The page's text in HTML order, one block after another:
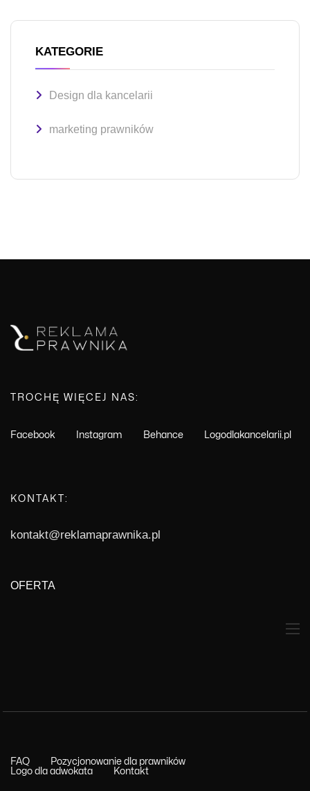
KATEGORIE
Design dla kancelarii
marketing prawników
TROCHĘ WIĘCEJ NAS:
Facebook Instagram Behance Logodlakancelarii.pl
KONTAKT:
kontakt@reklamaprawnika.pl
OFERTA
FAQ
Pozycjonowanie dla prawników
Logo dla adwokata
Kontakt